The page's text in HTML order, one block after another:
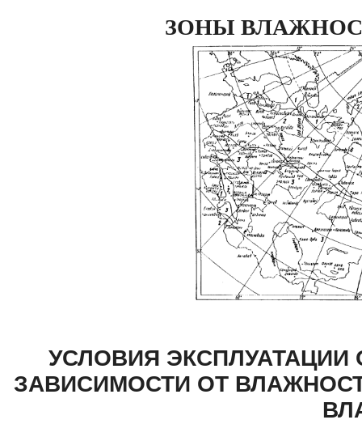
ЗОНЫ
УСЛОВИЯ
ЗАВИСИМОСТИ ОТ